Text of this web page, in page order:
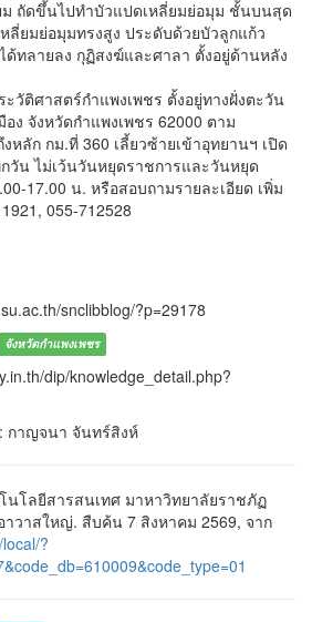
ถัดขึ้นไปทำบัวแปดเหลี่ยมย่อมุม ชั้นบนสุด
ลี่ยมย่อมุมทรงสูง ประดับด้วยบัวลูกแก้ว
ทลายลง กุฏิสงฆ์และศาลา ตั้งอยู่ด้านหลัง
สตร์กำแพงเพชร ตั้งอยู่ทางฝั่งตะวัน
ง จังหวัดกำแพงเพชร 62000 ตาม
หลัก กม.ที่ 360 เลี้ยวซ้ายเข้าอุทยานฯ เปิด
วัน ไม่เว้นวันหยุดราชการและวันหยุด
17.00 น. หรือสอบถามรายละเอียด เพิ่ม
055-712528
snclibblog/?p=29178
จังหวัดกำแพงเพชร
dip/knowledge_detail.php?
กาญจนา จันทร์สิงห์
นโลยีสารสนเทศ มาหาวิทยาลัยราชภัฏ
าวาสใหญ่. สืบค้น 7 สิงหาคม 2569, จาก
?